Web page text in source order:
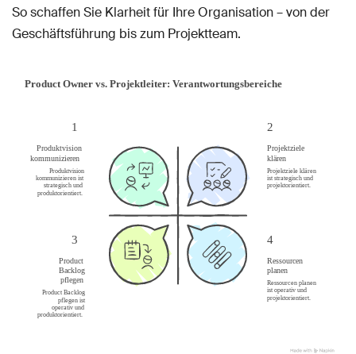
So schaffen Sie Klarheit für Ihre Organisation – von der
Geschäftsführung bis zum Projektteam.